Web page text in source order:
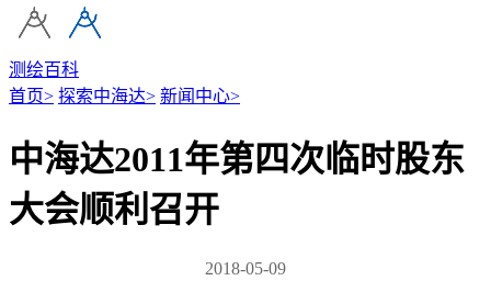
测绘百科
首页> 探索中海达> 新闻中心>
中海达2011年第四次临时股东
大会顺利召开
2018-05-09